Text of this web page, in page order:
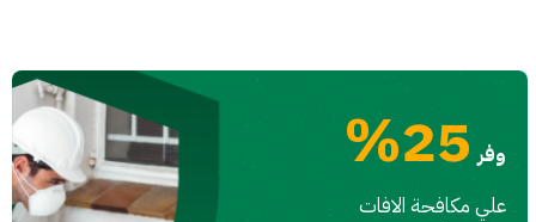
وفر 25%
علي مكافحة الافات